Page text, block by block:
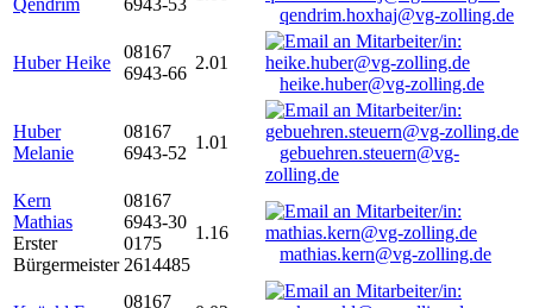
Qendrim
6943-53
qendrim.hoxhaj@vg-zolling.de
Huber Heike
08167
6943-66
2.01
heike.huber@vg-zolling.de
Huber
Melanie
08167
6943-52
1.01
gebuehren.steuern@vg-
zolling.de
Kern
Mathias
Erster
Bürgermeister
08167
6943-30
0175
2614485
1.16
mathias.kern@vg-zolling.de
08167